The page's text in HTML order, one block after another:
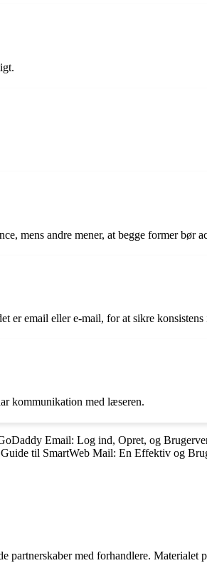
mens andre mener, at begge former bør
er email eller e-mail, for at sikre
kommunikation med læseren.
Email: Log ind, Opret, og
Guide til SmartWeb Mail: En Effektiv og
med forhandlere. Materialet